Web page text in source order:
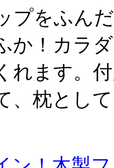
プをふん
か！カラ
れます。
、枕とし